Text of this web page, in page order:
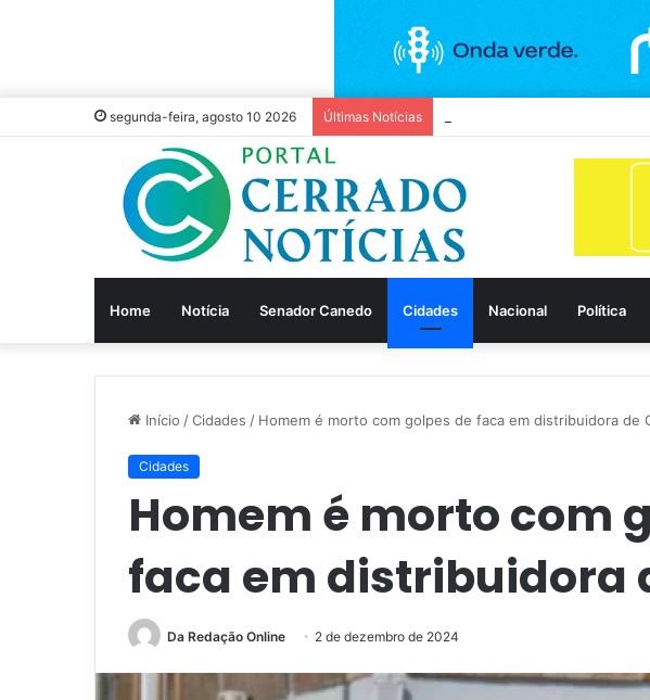
segunda-feira, agosto 10 2026 Últimas Notícias
Home Notícia Senador Canedo Cidades Nacional Política
Início /Cidades / Homem é morto com golpes de faca em distribuidora de
Cidades
Homem é morto com
faca em distribuidora
Da Redação Online 2 de dezembro de 2024